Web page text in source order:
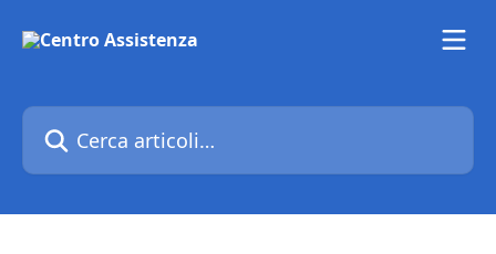
Cerca articoli…